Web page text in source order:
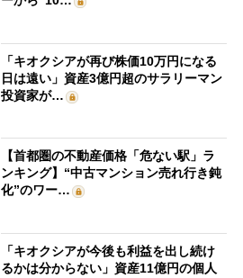
「キオクシアが再び株価10万円になる
日は遠い」資産3億円超のサラリーマン
投資家が…
【首都圏の不動産価格「危ない駅」ラ
ンキング】“中古マンション売れ行き鈍
化”のワー…
「キオクシアが今後も利益を出し続け
るかは分からない」資産11億円の個人